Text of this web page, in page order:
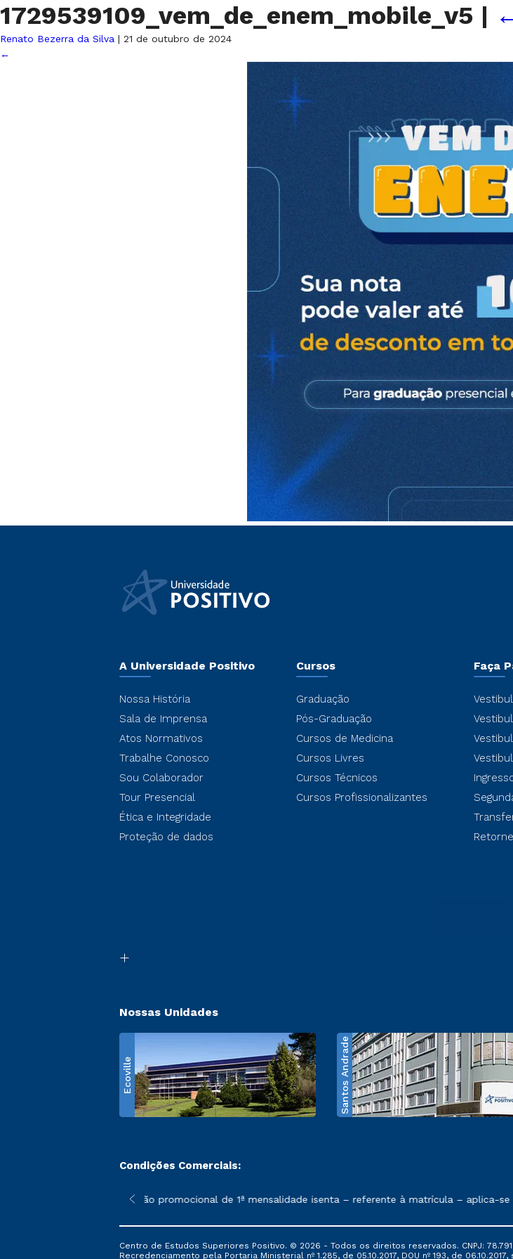
1729539109_vem_de_enem_mobile_v5 |
Renato Bezerra da Silva | 21 de outubro de 2024
←
A Universidade Positivo
Nossa História
Sala de Imprensa
Atos Normativos
Trabalhe Conosco
Sou Colaborador
Tour Presencial
Ética e Integridade
Proteção de dados
Cursos
Graduação
Pós-Graduação
Cursos de Medicina
Cursos Livres
Cursos Técnicos
Cursos Profissionalizantes
Faça
Nossas Unidades
Ecoville Santos Andrade
Condições Comerciais:
sofrer alterações nos períodos de rematrícula conforme exposto no contrato de prestação de
*A condição promocional de 1ª mensalidade isenta – referente à matrícula – aplica-se
Centro de Estudos Superiores Positivo. © 2026 - Todos os direitos reservados. CNPJ:
Recredenciamento pela Portaria Ministerial nº 1.285, de 05.10.2017, DOU nº 193, de